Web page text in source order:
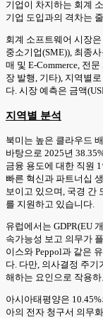
기업이 차지하는 회계
기업 도입과의 격차는
회계 소프트웨어 시장
중소기업(SME)), 최종
매 및 E-Commerce, 전
장 발행, 기타), 지역별
다. 시장 예측은 금액
지역별 분석
북미는 높은 클라우드
바탕으로 2025년
금융 용도에 대한 직원
빠른 혁신과 파트너십
보이고 있으며, 국경 간
를 지원하고 있습니다.
유럽에서는 GDPR(EU
속가능성 보고 의무가
이스와 Peppol과 같은
다. 다만, 의사결정 주
해하는 요인으로 작용하
아시아태평양은
아의 전자 청구서 의무